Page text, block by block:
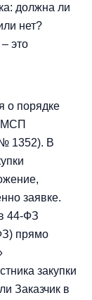
должна ли
нет?
это
о порядке
МСП
1352). В
заявке.
44-ФЗ
прямо
закупки
Заказчик в